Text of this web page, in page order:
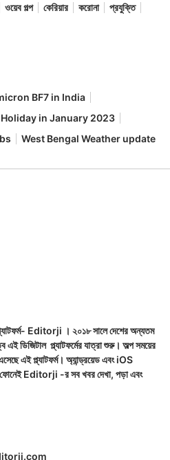
ওয়েব গল্প কেরিয়ার করোনা
প্রযুক্তি
BF7 in India
Holiday in January 2023
West Bengal Weather update
Editorji । ২০১৮ সালে দেশের অন্যতম
এই ডিজিটাল প্ল্যাটফর্মের যাত্রা শুরু। অল্প সময়ের
এই প্ল্যাটফর্ম। অ্যান্ড্রয়েড এবং iOS
Editorji -র সব খবর দেখা, পড়া এবং